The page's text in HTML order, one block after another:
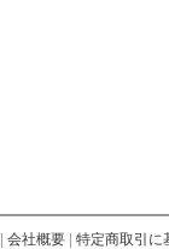
会社概要| 特定商取引に